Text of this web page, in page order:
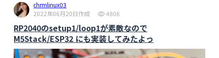
chrmlinux03
2022年06月20日作成
4808
RP2040のsetup1/loop1が素敵なので
M5Stack/ESP32 にも実装してみたよっ